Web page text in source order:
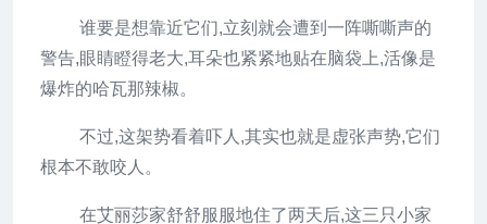
谁要是想靠近它们,立刻就会遭到一阵嘶嘶声的
警告,眼睛瞪得老大,耳朵也紧紧地贴在脑袋上,活像是
爆炸的哈瓦那辣椒。
不过,这架势看着吓人,其实也就是虚张声势,它们
根本不敢咬人。
在艾丽莎家舒舒服服地住了两天后,这三只小家